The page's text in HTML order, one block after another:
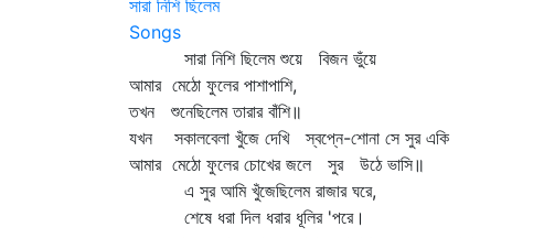
সারা নিশি ছিলেম
Songs
সারা নিশি ছিলেম শুয়ে বিজন ভুঁয়ে
আমার মেঠো ফুলের পাশাপাশি,
তখন শুনেছিলেম তারার বাঁশি॥
যখন সকালবেলা খুঁজে দেখি স্বপ্নে-শোনা সে সুর একি
আমার মেঠো ফুলের চোখের জলে সুর উঠে ভাসি॥
এ সুর আমি খুঁজেছিলেম রাজার ঘরে,
শেষে ধরা দিল ধরার ধূলির 'পরে।